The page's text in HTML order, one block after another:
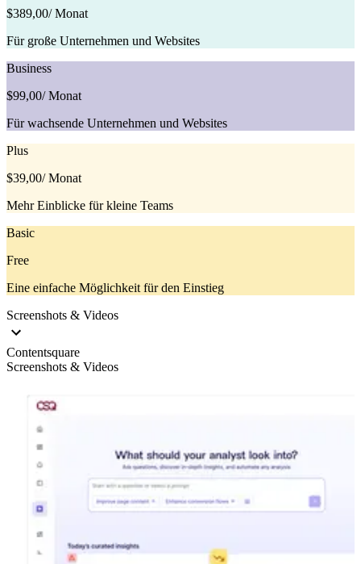
$389,00/ Monat
Für große Unternehmen und Websites
Business
$99,00/ Monat
Für wachsende Unternehmen und Websites
Plus
$39,00/ Monat
Mehr Einblicke für kleine Teams
Basic
Free
Eine einfache Möglichkeit für den Einstieg
Screenshots & Videos
Contentsquare
Screenshots & Videos